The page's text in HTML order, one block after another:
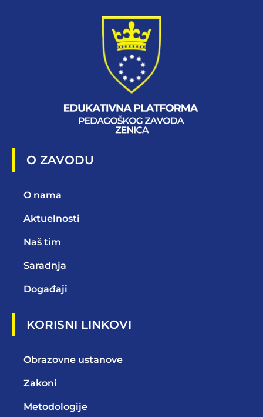
O ZAVODU
O nama
Aktuelnosti
Naš tim
Saradnja
Događaji
KORISNI LINKOVI
Obrazovne ustanove
Zakoni
Metodologije